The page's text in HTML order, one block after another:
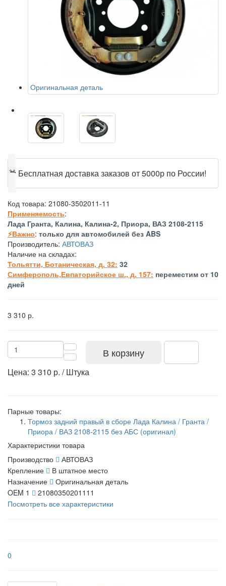
Оригинальная деталь
🎁 Бесплатная доставка заказов от 5000р по России!
Код товара: 21080-3502011-11
Применяемость:
Лада Гранта, Калина, Калина-2, Приора, ВАЗ 2108-2115
⚡Важно: только для автомобилей без ABS
Производитель: АВТОВАЗ
Наличие на складах:
Тольятти, Ботаническая, д. 32: 32
Симферополь,Евпаторийское ш., д. 157: переместим от 10
дней
3 310 р.
В корзину
Цена: 3 310 р. / Штука
Парные товары:
Тормоз задний правый в сборе Лада Калина / Гранта /
Приора / ВАЗ 2108-2115 без АБС (оригинал)
Характеристики товара
Производство
АВТОВАЗ
Крепление
В штатное место
Назначение
Оригинальная деталь
OEM 1
21080350201111
Посмотреть все характеристики
0